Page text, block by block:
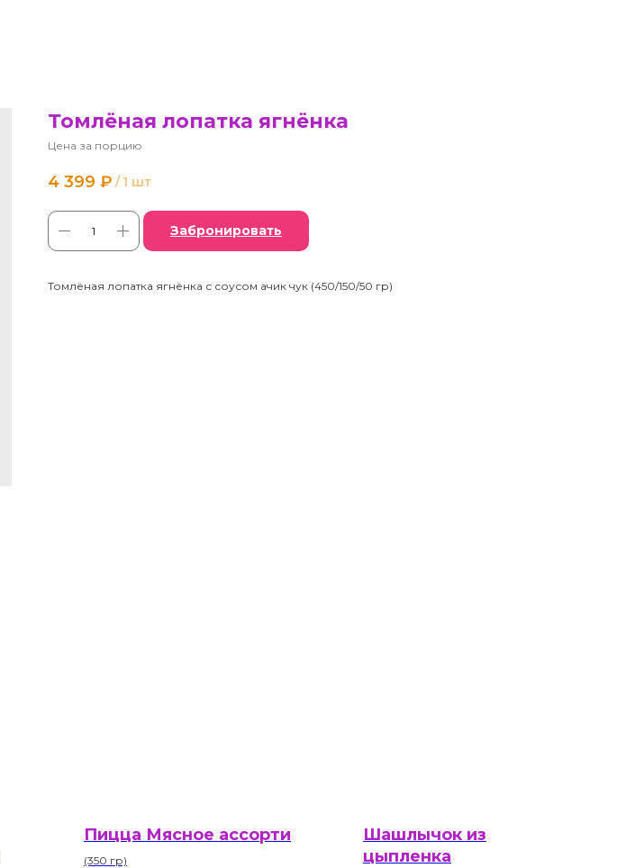
Томлёная лопатка ягнёнка
Цена за порцию
4 399 ₽ / 1 шт
Забронировать
Томлёная лопатка ягнёнка с соусом ачик чук (450/150/50 гр)
Пицца Мясное ассорти
(350 гр)
Шашлычок из
цыпленка